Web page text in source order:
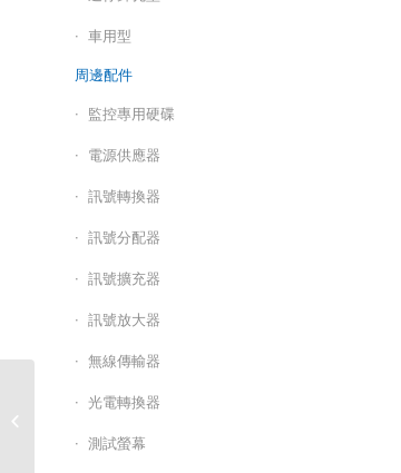
車用型
周邊配件
監控專用硬碟
電源供應器
訊號轉換器
訊號分配器
訊號擴充器
訊號放大器
無線傳輸器
光電轉換器
測試螢幕
2MP 四合一紅外線槍型